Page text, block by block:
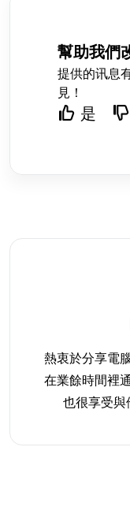
幫助我們
提供的讯息
見！
是
熱衷於分享電
在業餘時間裡
也很享受與